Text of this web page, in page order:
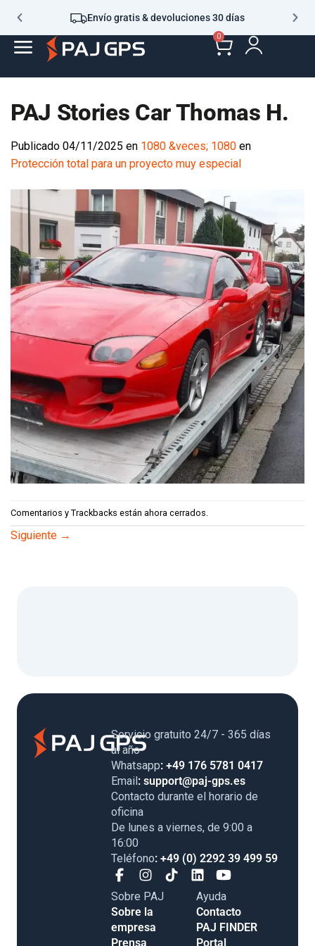
Envío gratis & devoluciones 30 días
0
PAJ Stories Car Thomas H.
Publicado 04/11/2025 en 1080 &veces; 1080 en
Protección total para un proyecto muy especial
Comentarios y Trackbacks están ahora cerrados.
Siguiente →
Servicio gratuito 24/7 - 365 días
al año
Whatsapp: +49 176 5781 0417
Email : support@paj-gps.es
Contacto durante el horario de
oficina
De lunes a viernes, de 9:00 a
16:00
Teléfono: +49 (0) 2292 39 499 59
Sobre PAJ
Sobre la
empresa
Prensa
Ayuda
Contacto
PAJ FINDER
Portal